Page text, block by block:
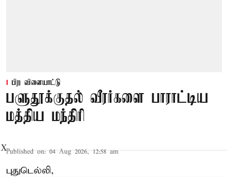
பிற விளையாட்டு
பளுதூக்குதல் வீரர்களை பாராட்டிய
மத்திய மந்திரி
Published on: 04 Aug 2026, 12:58 am
புதுடெல்லி,
X